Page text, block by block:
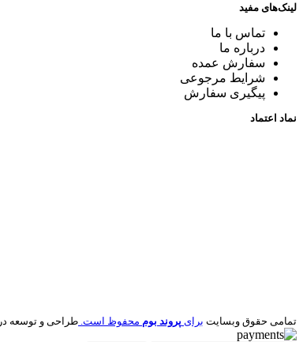
لینک‌های مفید
تماس با ما
درباره ما
سفارش عمده
شرایط مرجوعی
پیگیری سفارش
نماد اعتماد
تمامی حقوق وبسایت برای پروند بوم محفوظ است. طراحی و توسعه در